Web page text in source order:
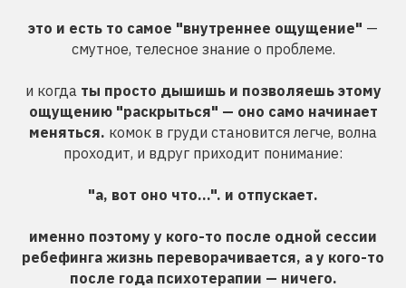
это и есть то самое "внутреннее ощущение" —
смутное, телесное знание о проблеме.
и когда ты просто дышишь и позволяешь этому
ощущению "раскрыться" — оно само начинает
меняться. комок в груди становится легче, волна
проходит, и вдруг приходит понимание:
"а, вот оно что…". и отпускает.
именно поэтому у кого-то после одной сессии
ребефинга жизнь переворачивается, а у кого-то
после года психотерапии — ничего.